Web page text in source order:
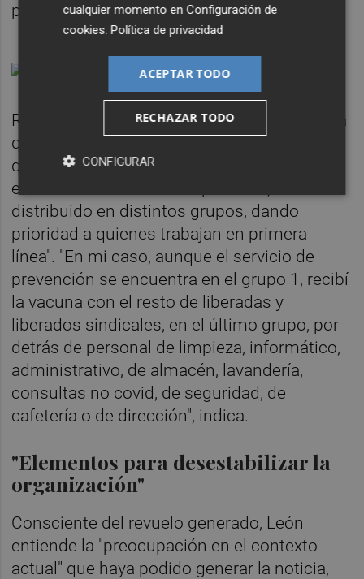
partir del día 5 de febrero", admite.
Respecto al proceso de vacunación, subraya
que "el protocolo de la Conselleria establece
que cada departamento de salud tiene que
elaborar un listado de su personal,
distribuido en distintos grupos, dando
prioridad a quienes trabajan en primera
línea". "En mi caso, aunque el servicio de
prevención se encuentra en el grupo 1, recibí
la vacuna con el resto de liberadas y
liberados sindicales, en el último grupo, por
detrás de personal de limpieza, informático,
administrativo, de almacén, lavandería,
consultas no covid, de seguridad, de
cafetería o de dirección", indica.
"Elementos para desestabilizar la
organización"
Consciente del revuelo generado, León
entiende la "preocupación en el contexto
actual" que haya podido generar la noticia,
cualquier momento enConfiguración de
cookies.Política de privacidad
ACEPTAR TODO
RECHAZAR TODO
CONFIGURAR